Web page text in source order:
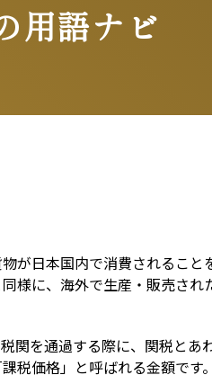
用語ナビ
日本国内で消費されること
様に、海外で生産・販売され
を通過する際に、関税とあ
税価格」と呼ばれる金額で